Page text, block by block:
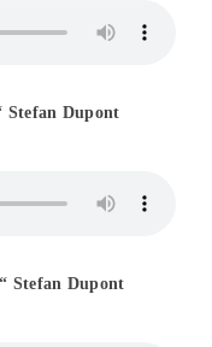
Stefan Dupont
Stefan Dupont